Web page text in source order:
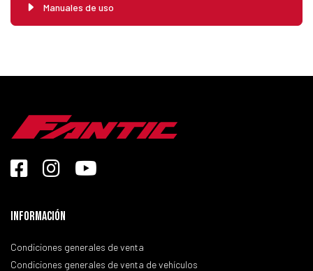
Manuales de uso
Información
Condiciones generales de venta
Condiciones generales de venta de vehículos